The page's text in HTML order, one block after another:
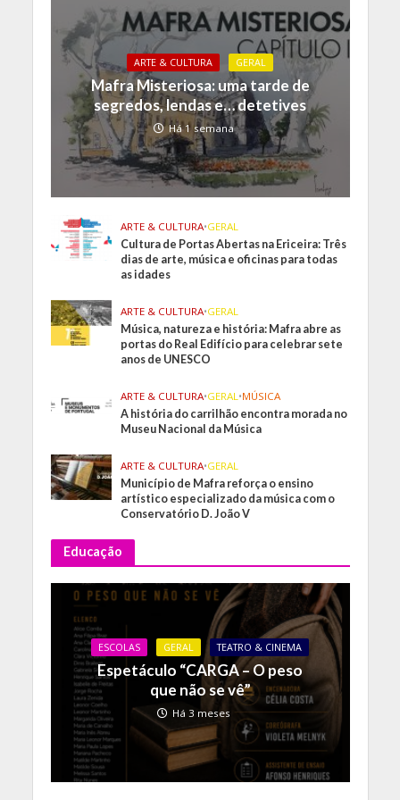
ARTE & CULTURA GERAL
Mafra Misteriosa: uma tarde de
segredos, lendas e… detetives
Há 1 semana
ARTE & CULTURA•GERAL
Cultura de Portas Abertas na Ericeira: Três
dias de arte, música e oficinas para todas
as idades
ARTE & CULTURA•GERAL
Música, natureza e história: Mafra abre as
portas do Real Edifício para celebrar sete
anos de UNESCO
ARTE & CULTURA•GERAL •MÚSICA
A história do carrilhão encontra morada no
Museu Nacional da Música
ARTE & CULTURA•GERAL
Município de Mafra reforça o ensino
artístico especializado da música com o
Conservatório D. João V
Educação
ESCOLAS GERAL TEATRO & CINEMA
Espetáculo “CARGA – O peso
que não se vê”
Há 3 meses